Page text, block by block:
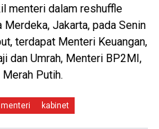
menteri dalam reshuffle
Jakarta, pada Senin
terdapat Menteri Keuangan,
dan Umrah, Menteri BP2MI,
Putih.
menteri kabinet